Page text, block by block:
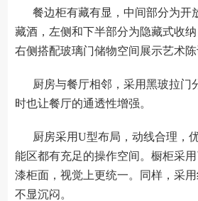
餐边柜有藏有显，中间部分为开
藏酒，左侧和下半部分为隐藏式收纳
右侧搭配玻璃门储物空间展示艺术陈
厨房与餐厅相邻，采用黑玻拉门
时也让餐厅的通透性增强。
厨房采用U型布局，动线合理，
能区都有充足的操作空间。橱柜采
漆柜面，视觉上更统一。同样，采用
不显沉闷。